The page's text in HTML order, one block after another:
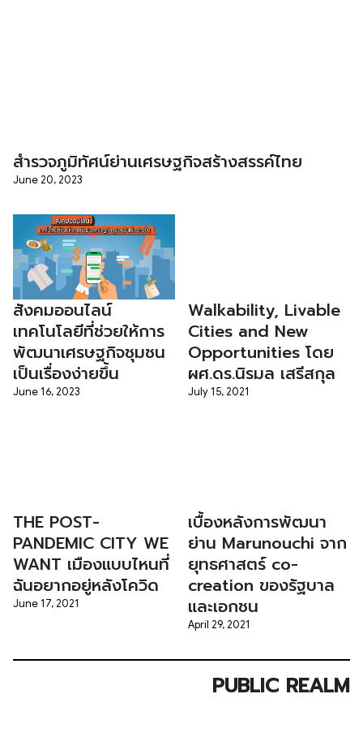
สำรวจภูมิทัศน์ย่านเศรษฐกิจสร้างสรรค์ไทย
June 20, 2023
สังคมออนไลน์
เทคโนโลยีที่ช่วยให้การ
พัฒนาเศรษฐกิจชุมชน
เป็นเรื่องง่ายขึ้น
June 16, 2023
Walkability, Livable
Cities and New
Opportunities โดย
ผศ.ดร.นิรมล เสรีสกุล
July 15, 2021
THE POST-
PANDEMIC CITY WE
WANT เมืองแบบไหนที่
ฉันอยากอยู่หลังโควิด
June 17, 2021
เบื้องหลังการพัฒนา
ย่าน Marunouchi จาก
ยุทธศาสตร์ co-
creation ของรัฐบาล
และเอกชน
April 29, 2021
PUBLIC REALM